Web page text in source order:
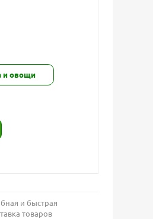
и овощи
и быстрая
товаров